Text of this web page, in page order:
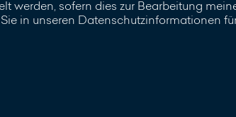
werden, sofern dies zur Bearbeitung
in unseren Datenschutzinformationen